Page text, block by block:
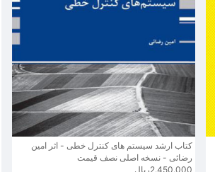
کتاب ارشد سیستم های کنترل خطی - اثر امین
رضائی - نسخه اصلی نصف قیمت
2.450.000ریال